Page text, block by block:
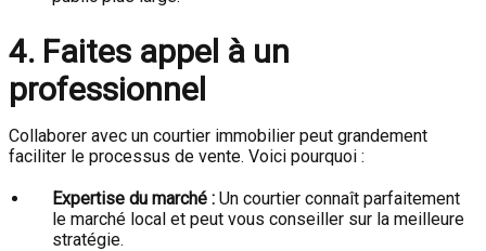
4. Faites appel à un
professionnel
Collaborer avec un courtier immobilier peut grandement
faciliter le processus de vente. Voici pourquoi :
Expertise du marché : Un courtier connaît parfaitement
le marché local et peut vous conseiller sur la meilleure
stratégie.